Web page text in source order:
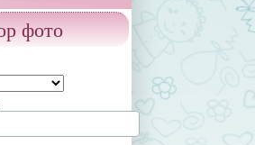
фото